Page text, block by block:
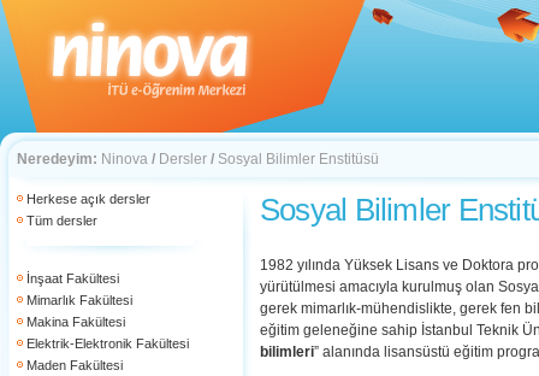
Neredeyim: Ninova / Dersler / Sosyal Bilimler Enstitüsü
Herkese açık dersler
Tüm dersler
İnşaat Fakültesi
Mimarlık Fakültesi
Makina Fakültesi
Elektrik-Elektronik Fakültesi
Maden Fakültesi
Sosyal Bilimler
1982 yılında Yüksek Lisans ve Doktora
yürütülmesi amacıyla kurulmuş olan
gerek mimarlık-mühendislikte, gerek fen
eğitim geleneğine sahip İstanbul Teknik
bilimleri” alanında lisansüstü eğitim